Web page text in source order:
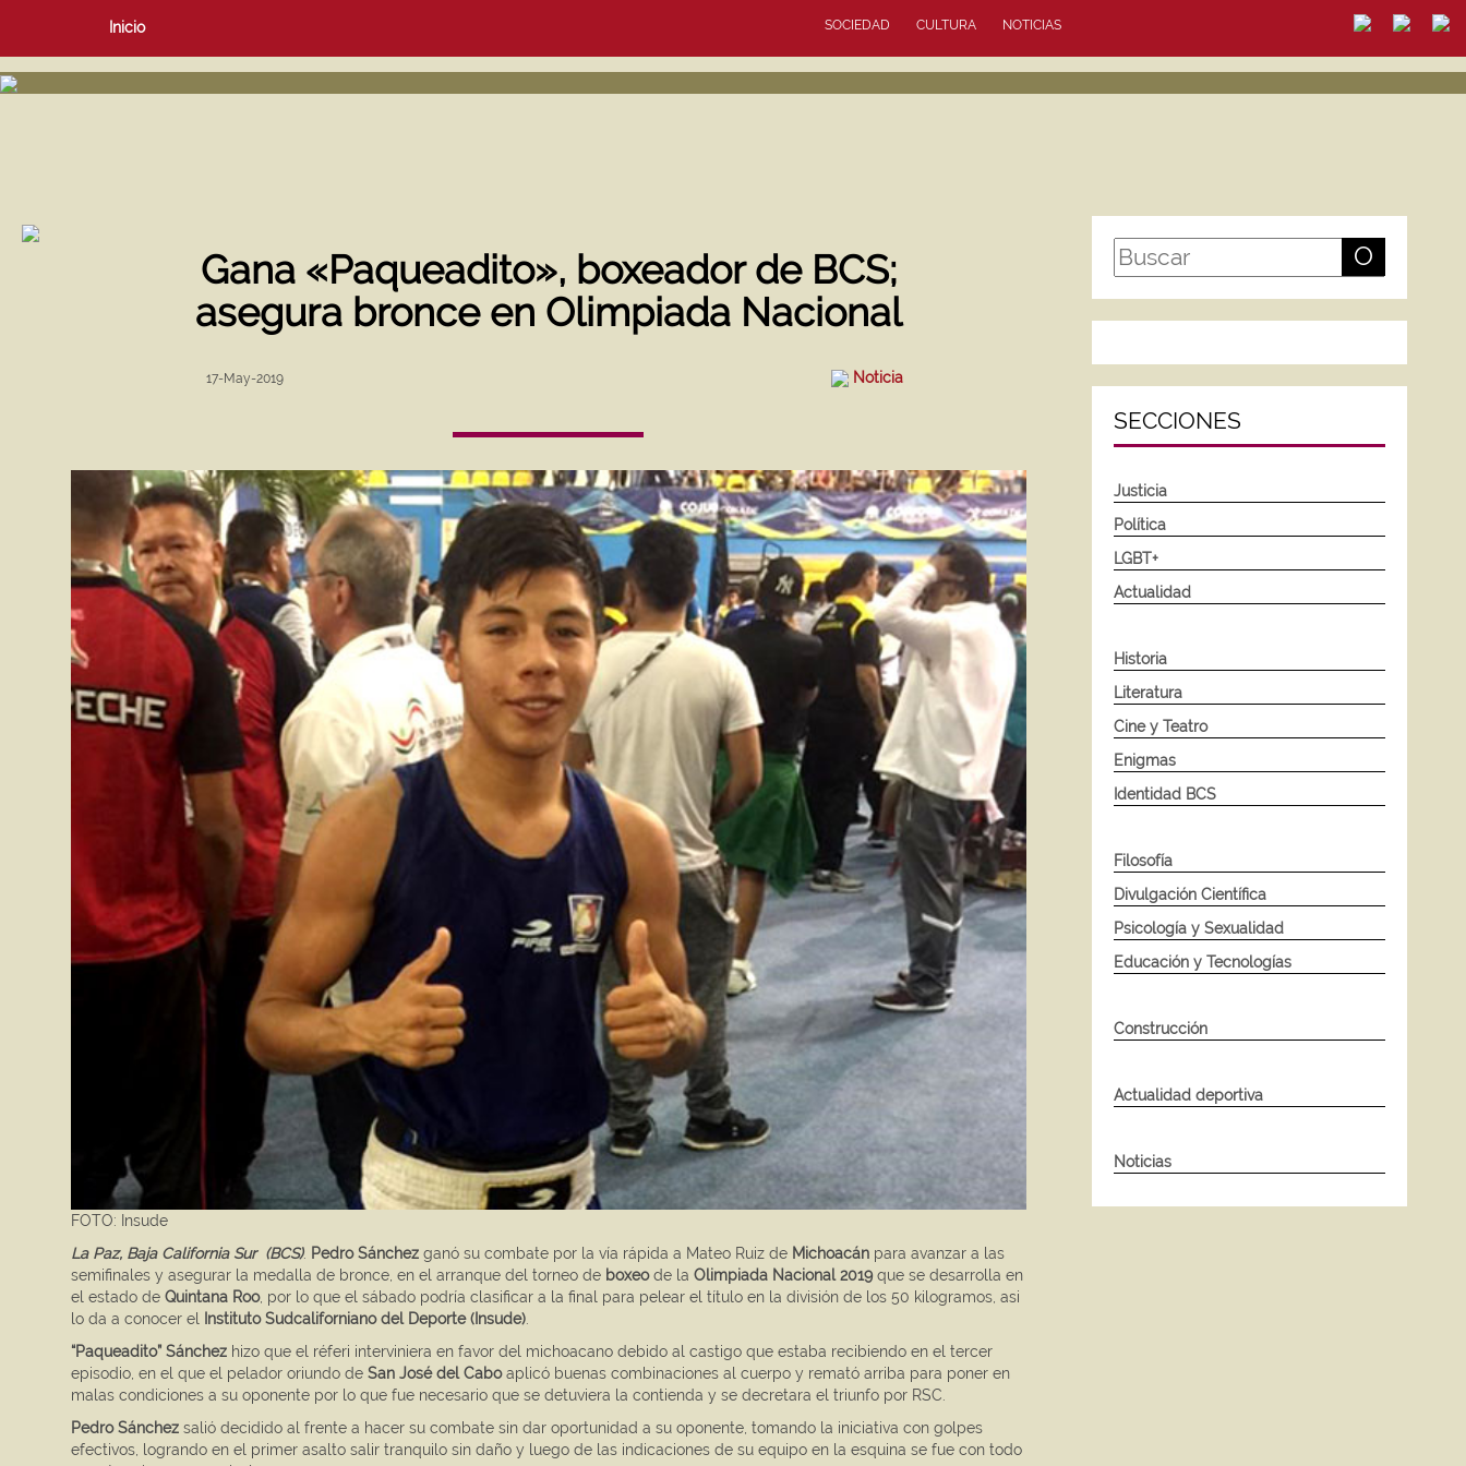
Inicio SOCIEDAD CULTURA NOTICIAS
Gana «Paqueadito», boxeador de BCS;
asegura bronce en Olimpiada Nacional
17-May-2019 Noticia
FOTO: Insude
La Paz, Baja California Sur (BCS). Pedro Sánchez ganó su combate por la vía rápida a Mateo Ruiz de Michoacán para avanzar a las
semifinales y asegurar la medalla de bronce, en el arranque del torneo de boxeode la Olimpiada Nacional 2019que se desarrolla en
el estado de Quintana Roo, por lo que el sábado podría clasificar a la final para pelear el título en la división de los 50 kilogramos, asi
lo da a conocer el Instituto Sudcaliforniano del Deporte (Insude).
“Paqueadito” Sánchez hizo que el réferi interviniera en favor del michoacano debido al castigo que estaba recibiendo en el tercer
episodio, en el que el pelador oriundo de San José del Caboaplicó buenas combinaciones al cuerpo y remató arriba para poner en
malas condiciones a su oponente por lo que fue necesario que se detuviera la contienda y se decretara el triunfo por RSC.
Pedro Sánchez salió decidido al frente a hacer su combate sin dar oportunidad a su oponente, tomando la iniciativa con golpes
efectivos, logrando en el primer asalto salir tranquilo sin daño y luego de las indicaciones de su equipo en la esquina se fue con todo
O
SECCIONES
Justicia
Política
LGBT+
Actualidad
Historia
Literatura
Cine y Teatro
Enigmas
Identidad BCS
Filosofía
Divulgación Científica
Psicología y Sexualidad
Educación y Tecnologías
Construcción
Actualidad deportiva
Noticias